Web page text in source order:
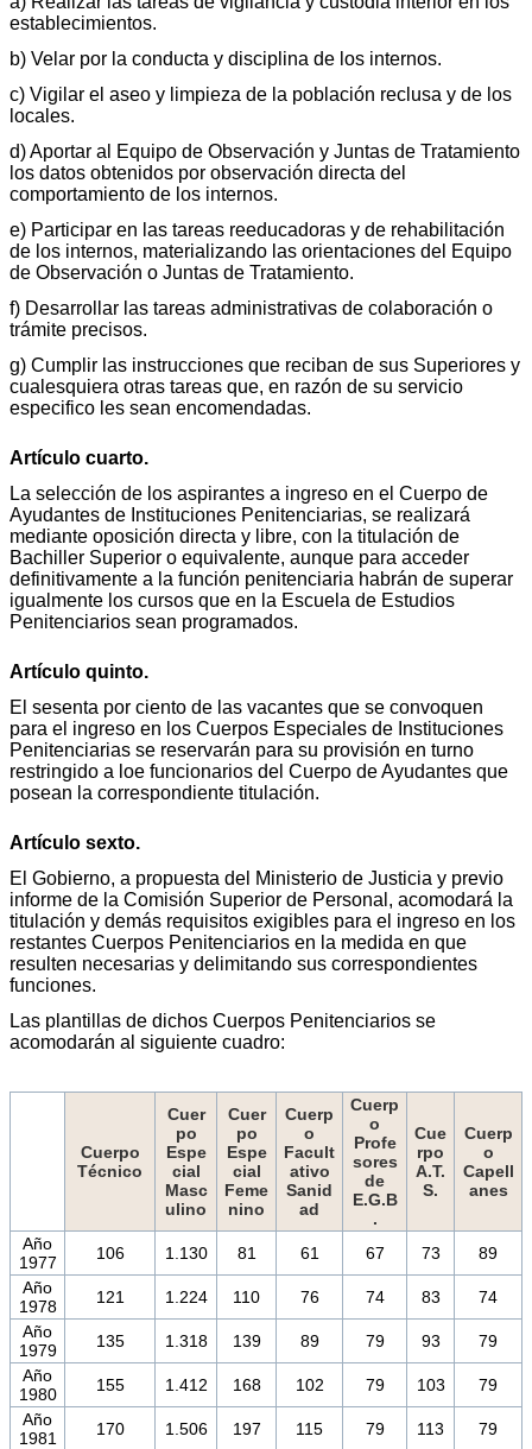
establecimientos.
b) Velar por la conducta y disciplina de los internos.
c) Vigilar el aseo y limpieza de la población reclusa y de los
locales.
d) Aportar al Equipo de Observación y Juntas de Tratamiento
los datos obtenidos por observación directa del
comportamiento de los internos.
e) Participar en las tareas reeducadoras y de rehabilitación
de los internos, materializando las orientaciones del Equipo
de Observación o Juntas de Tratamiento.
f) Desarrollar las tareas administrativas de colaboración o
trámite precisos.
g) Cumplir las instrucciones que reciban de sus Superiores y
cualesquiera otras tareas que, en razón de su servicio
especifico les sean encomendadas.
Artículo cuarto.
La selección de los aspirantes a ingreso en el Cuerpo de
Ayudantes de Instituciones Penitenciarias, se realizará
mediante oposición directa y libre, con la titulación de
Bachiller Superior o equivalente, aunque para acceder
definitivamente a la función penitenciaria habrán de superar
igualmente los cursos que en la Escuela de Estudios
Penitenciarios sean programados.
Artículo quinto.
El sesenta por ciento de las vacantes que se convoquen
para el ingreso en los Cuerpos Especiales de Instituciones
Penitenciarias se reservarán para su provisión en turno
restringido a loe funcionarios del Cuerpo de Ayudantes que
posean la correspondiente titulación.
Artículo sexto.
El Gobierno, a propuesta del Ministerio de Justicia y previo
informe de la Comisión Superior de Personal, acomodará la
titulación y demás requisitos exigibles para el ingreso en los
restantes Cuerpos Penitenciarios en la medida en que
resulten necesarias y delimitando sus correspondientes
funciones.
Las plantillas de dichos Cuerpos Penitenciarios se
acomodarán al siguiente cuadro:
Cuerpo
Técnico
Cuer
po
Espe
cial
Masc
ulino
Cuer
po
Espe
cial
Feme
nino
Cuerp
o
Facult
ativo
Sanid
ad
Cuerp
o
Profe
sores
de
E.G.B
.
Cue
rpo
A.T.
S.
Cuerp
o
Capell
anes
Año
1977
106 1.130 81 61 67 73
89
Año
1978
121 1.224 110 76 74 83
74
Año
1979
135 1.318 139 89 79 93
79
Año
1980
155 1.412 168 102 79 103
79
Año
1981
170 1.506 197 115 79 113
79